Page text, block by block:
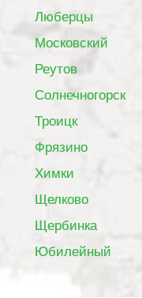
Люберцы
Московский
Реутов
Солнечногорск
Троицк
Фрязино
Химки
Щелково
Щербинка
Юбилейный